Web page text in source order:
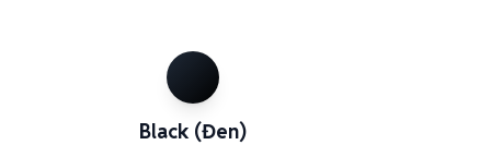
Black (Đen)